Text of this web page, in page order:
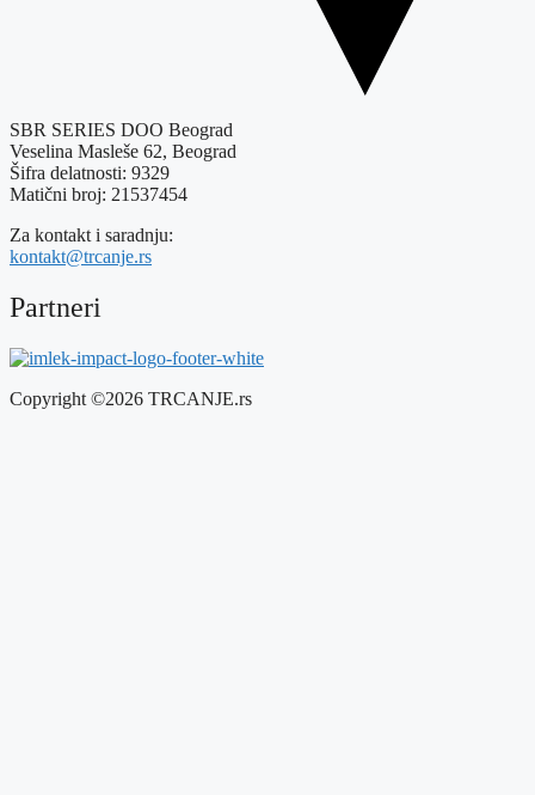
SBR SERIES DOO Beograd
Veselina Masleše 62, Beograd
Šifra delatnosti: 9329
Matični broj: 21537454
Za kontakt i saradnju:
kontakt@trcanje.rs
Partneri
Copyright ©2026 TRCANJE.rs